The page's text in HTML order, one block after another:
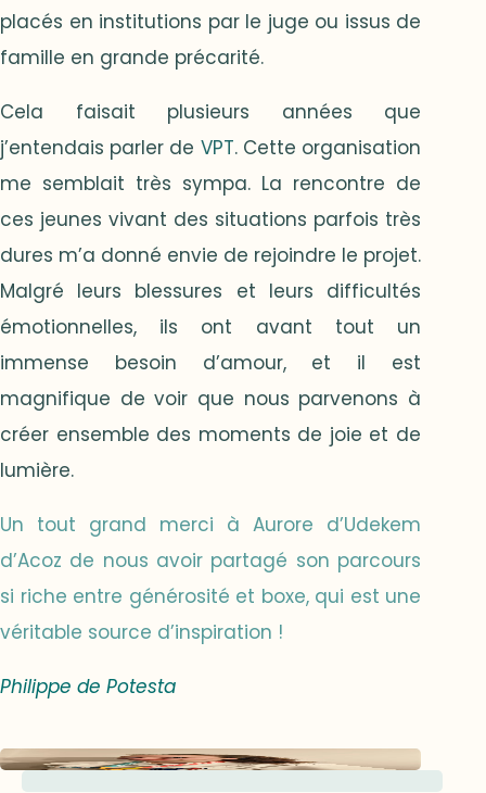
placés en institutions par le juge ou issus de
famille en grande précarité.
Cela faisait plusieurs années que
j’entendais parler de VPT. Cette organisation
me semblait très sympa. La rencontre de
ces jeunes vivant des situations parfois très
dures m’a donné envie de rejoindre le projet.
Malgré leurs blessures et leurs difficultés
émotionnelles, ils ont avant tout un
immense besoin d’amour, et il est
magnifique de voir que nous parvenons à
créer ensemble des moments de joie et de
lumière.
Un tout grand merci à Aurore d’Udekem
d’Acoz de nous avoir partagé son parcours
si riche entre générosité et boxe, qui est une
véritable source d’inspiration !
Philippe de Potesta